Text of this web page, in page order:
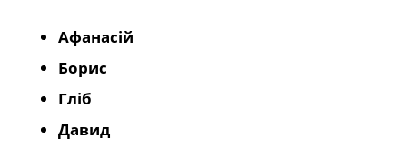
Афанасій
Борис
Гліб
Давид